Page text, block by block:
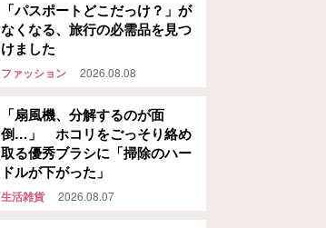
「パスポートどこだっけ？」が
なくなる、旅行の必需品を見つ
けました
ファッション 2026.08.08
「扇風機、分解するのが面
倒…」 ホコリをごっそり絡め
取る優秀ブラシに「掃除のハー
ドルが下がった」
生活雑貨 2026.08.07